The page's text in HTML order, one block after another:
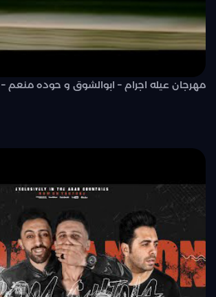
مهرجان عيله اجرام – ابوالشوق و حوده منعم –